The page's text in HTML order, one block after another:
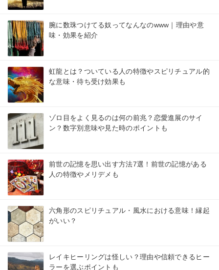
腕に数珠つけてる奴ってなんなのwww｜理由や意
味・効果を紹介
虹龍とは？ついている人の特徴やスピリチュアル的
な意味・待ち受け効果も
ゾロ目をよく見るのは何の前兆？恋愛進展のサイ
ン？数字別意味や見た時のポイントも
前世の記憶を思い出す方法7選！前世の記憶がある
人の特徴やメリデメも
六角形のスピリチュアル・風水における意味！縁起
がいい？
レイキヒーリングは怪しい？理由や信頼できるヒー
ラーを選ぶポイントも